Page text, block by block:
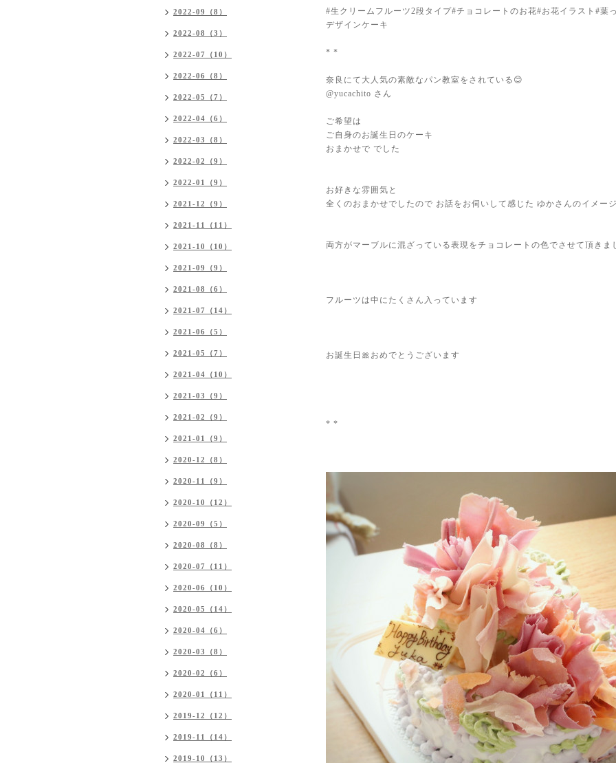
#生クリームフルーツ2段タイプ#チョコレートのお花#お花イラスト#葉
デザインケーキ
* *
奈良にて大人気の素敵なパン教室をされている😊
@yucachito さん
ご希望は
ご自身のお誕生日のケーキ
おまかせで でした
お好きな雰囲気と
全くのおまかせでしたので お話をお伺いして感じた ゆかさんのイメー
両方がマーブルに混ざっている表現をチョコレートの色でさせて頂きま
フルーツは中にたくさん入っています
お誕生日🎀おめでとうございます
* *
2022-09（8）
2022-08（3）
2022-07（10）
2022-06（8）
2022-05（7）
2022-04（6）
2022-03（8）
2022-02（9）
2022-01（9）
2021-12（9）
2021-11（11）
2021-10（10）
2021-09（9）
2021-08（6）
2021-07（14）
2021-06（5）
2021-05（7）
2021-04（10）
2021-03（9）
2021-02（9）
2021-01（9）
2020-12（8）
2020-11（9）
2020-10（12）
2020-09（5）
2020-08（8）
2020-07（11）
2020-06（10）
2020-05（14）
2020-04（6）
2020-03（8）
2020-02（6）
2020-01（11）
2019-12（12）
2019-11（14）
2019-10（13）